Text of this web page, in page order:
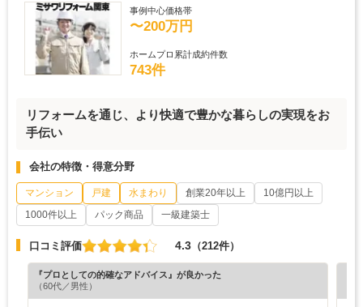
事例中心価格帯
〜200万円
ホームプロ累計成約件数
743件
リフォームを通じ、より快適で豊かな暮らしの実現をお
手伝い
会社の特徴・得意分野
マンション 戸建 水まわり 創業20年以上
10億円以上
1000件以上
パック商品 一級建築士
口コミ評価 4.3 （212件）
『プロとしての的確なアドバイス』が良かった
（60代／男性）